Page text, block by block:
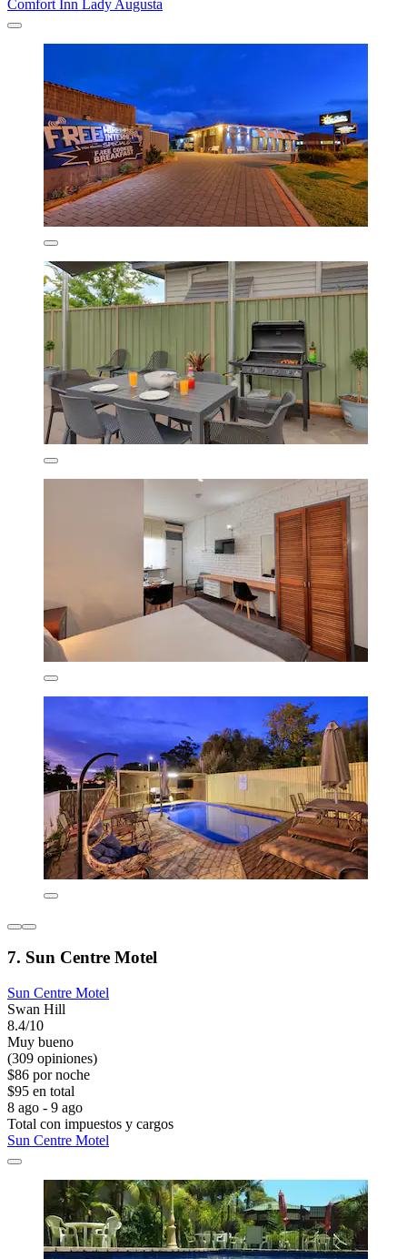
Comfort Inn Lady Augusta
7. Sun Centre Motel
Sun Centre Motel
Swan Hill
8.4/10
Muy bueno
(309 opiniones)
$86 por noche
$95 en total
8 ago - 9 ago
Total con impuestos y cargos
Sun Centre Motel